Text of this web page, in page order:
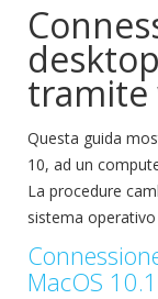
tramite
Questa guida
10, ad un
La procedure
sistema
MacOS